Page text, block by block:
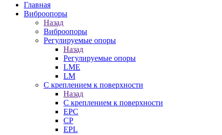
Главная
Виброопоры
Назад
Виброопоры
Регулируемые опоры
Назад
Регулируемые опоры
LME
LM
С креплением к поверхности
Назад
С креплением к поверхности
EPC
CP
EPL